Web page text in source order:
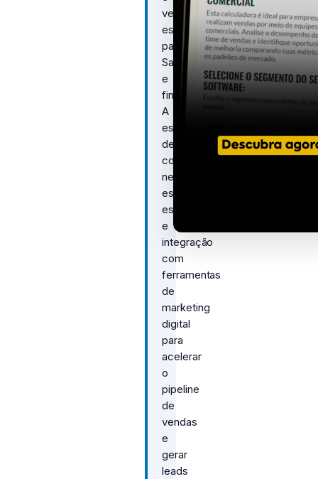
vendas,
especialmente
para
SaaS
e
fintechs.
A
escolha
deve
considerar
necessidades
específicas,
escalabilidade
e
integração
com
ferramentas
de
marketing
digital
para
acelerar
o
pipeline
de
vendas
e
gerar
leads